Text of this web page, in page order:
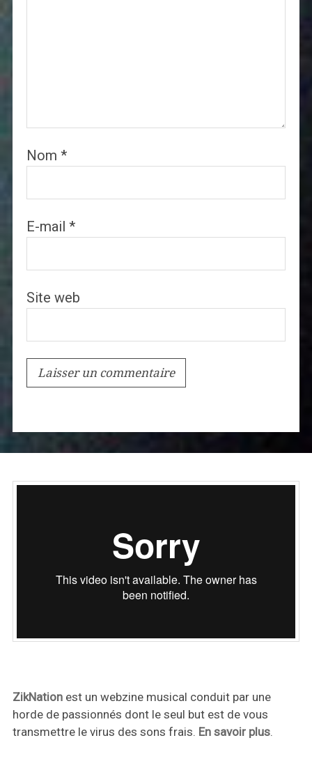
Nom *
E-mail *
Site web
ZikNationest un webzine musical conduit par une
horde de passionnés dont le seul but est de vous
transmettre le virus des sons frais. En savoir plus.